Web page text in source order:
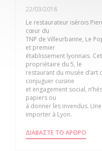
22/03/2018
Le restaurateur isérois
cœur du
TNP de Villeurbanne, Le
et premier
établissement lyonnais.
propriétaire du 5, le
restaurant du musée
conjuguer cuisine
et engagement social,
papiers ou
à donner les invendus.
importer à Lyon.
ΔΙΑΒΆΣΤΕ ΤΟ ΆΡΘΡΟ